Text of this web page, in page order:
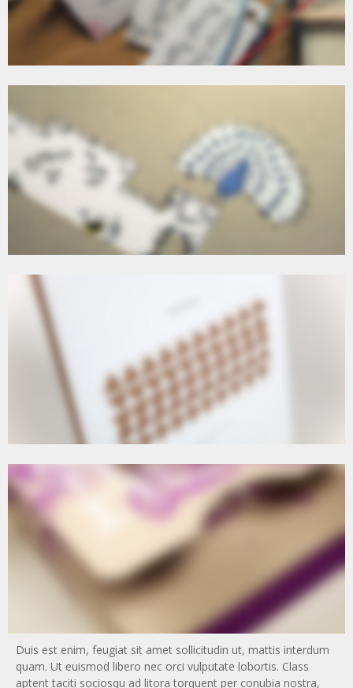
A5
A5 CAPTION
T5
CAPTION T5
Duis est enim, feugiat sit amet sollicitudin ut, mattis interdum
quam. Ut euismod libero nec orci vulputate lobortis. Class
aptent taciti sociosqu ad litora torquent per conubia nostra,